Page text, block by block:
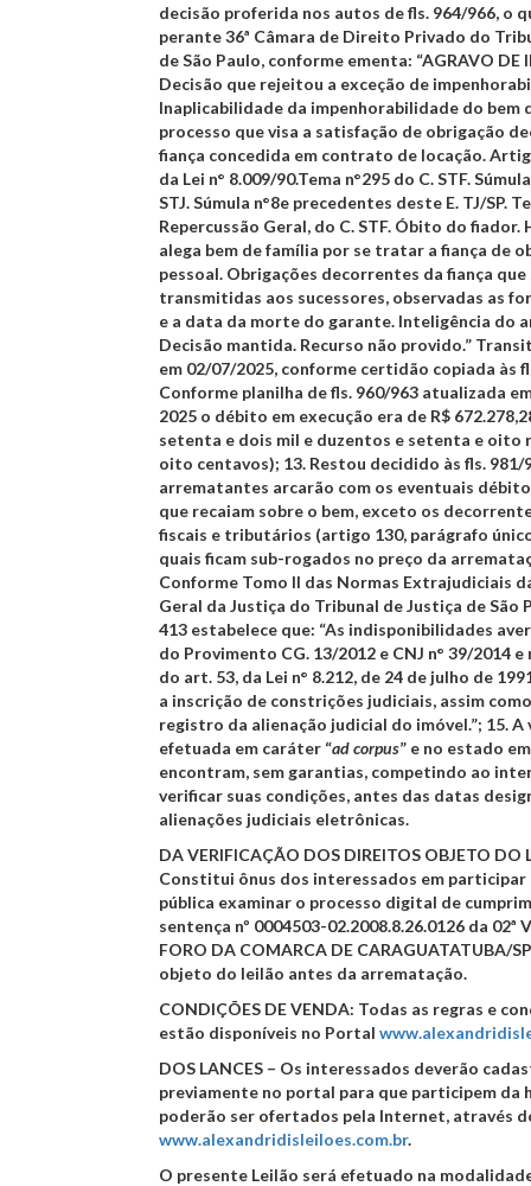
decisão proferida nos autos de fls. 964/966, o
perante 36ª Câmara de Direito Privado do
de São Paulo, conforme ementa: “AGRAVO DE
Decisão que rejeitou a exceção de
Inaplicabilidade da impenhorabilidade do bem
processo que visa a satisfação de obrigação
fiança concedida em contrato de locação.
da Lei n° 8.009/90.Tema n°295 do C. STF.
STJ. Súmula n°8e precedentes deste E. TJ/SP.
Repercussão Geral, do C. STF. Óbito do fiador.
alega bem de família por se tratar a fiança de
pessoal. Obrigações decorrentes da fiança que
transmitidas aos sucessores, observadas as
e a data da morte do garante. Inteligência do
Decisão mantida. Recurso não provido.”
em 02/07/2025, conforme certidão copiada às
Conforme planilha de fls. 960/963 atualizada
2025 o débito em execução era de R$
setenta e dois mil e duzentos e setenta e oito
oito centavos); 13. Restou decidido às fls. 981/
arrematantes arcarão com os eventuais
que recaiam sobre o bem, exceto os
fiscais e tributários (artigo 130, parágrafo
quais ficam sub-rogados no preço da
Conforme Tomo II das Normas Extrajudiciais
Geral da Justiça do Tribunal de Justiça de São
413 estabelece que: “As indisponibilidades
do Provimento CG. 13/2012 e CNJ n° 39/2014 e
do art. 53, da Lei n° 8.212, de 24 de julho de
a inscrição de constrições judiciais, assim
registro da alienação judicial do imóvel.”; 15.A
efetuada em caráter “ad corpus” e no estado
encontram, sem garantias, competindo ao
verificar suas condições, antes das datas
alienações judiciais eletrônicas.
DA VERIFICAÇÃO DOS DIREITOS OBJETO DO
Constitui ônus dos interessados em participar
pública examinar o processo digital de
sentença nº 0004503-02.2008.8.26.0126 da 02ª
FORO DA COMARCA DE CARAGUATATUBA/
objeto do leilão antes da arrematação.
CONDIÇÕES DE VENDA: Todas as regras e
estão disponíveis no Portal
DOS LANCES – Os interessados deverão
previamente no portal para que participem da
poderão ser ofertados pela Internet, através
www.alexandridisleiloes.com.br.
O presente Leilão será efetuado na modalidade